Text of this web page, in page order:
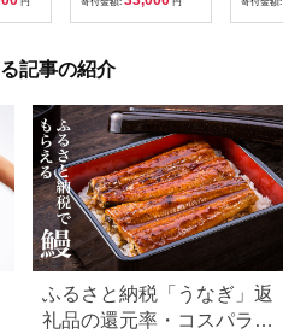
記事の紹介
ふるさと納税「うなぎ」返
礼品の還元率・コスパラン